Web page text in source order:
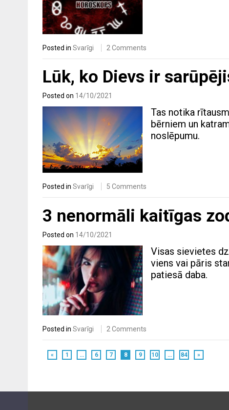
Posted in Svarīgi 2 Comments
Lūk, ko Dievs ir
Posted on 14/10/2021
Tas notika
bērniem un
noslēpumu.
Posted in Svarīgi 5 Comments
3 nenormāli kaitīgas
Posted on 14/10/2021
Visas sievietes
viens vai pāris
patiesā daba.
Posted in Svarīgi 2 Comments
« 1 … 6 7 8 9 10 … 84 »